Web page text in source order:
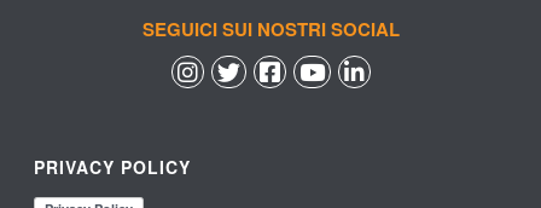
SEGUICI SUI NOSTRI SOCIAL
PRIVACY POLICY